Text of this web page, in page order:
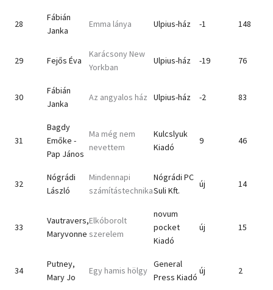
28
Fábián
Janka
Emma lánya Ulpius-ház -1 148
29 Fejős Éva
Karácsony New
Yorkban
Ulpius-ház -19 76
30
Fábián
Janka
Az angyalos ház Ulpius-ház -2 83
31
Bagdy
Emőke -
Pap János
Ma még nem
nevettem
Kulcslyuk
Kiadó
9 46
32
Nógrádi
László
Mindennapi
számítástechnika
Nógrádi PC
Suli Kft.
új 14
33
Vautravers,
Maryvonne
Elkóborolt
szerelem
novum
pocket
Kiadó
új 15
34
Putney,
Mary Jo
Egy hamis hölgy
General
Press Kiadó
új 2